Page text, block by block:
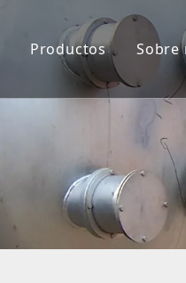
Productos Sobre